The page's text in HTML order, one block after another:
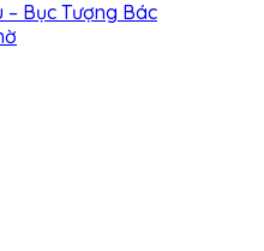
– Bục Tượng Bác